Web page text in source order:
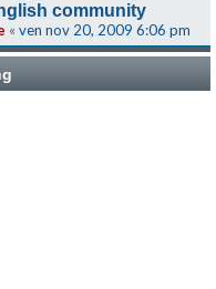
community
« ven nov 20, 2009 6:06 pm